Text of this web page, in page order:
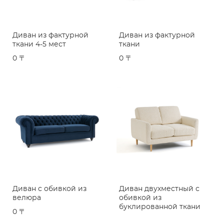
Диван из фактурной
ткани 4-5 мест
0 〒
Диван из фактурной
ткани
0 〒
Диван с обивкой из
велюра
0 〒
Диван двухместный с
обивкой из
буклированной ткани